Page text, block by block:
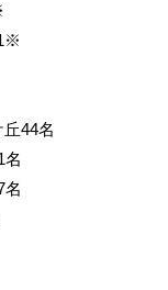
44名
名
名